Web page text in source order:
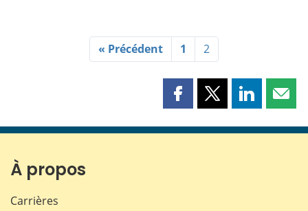
« Précédent 1 2
Partager
page
Partager
page
Partager
page page
À propos
Carrières